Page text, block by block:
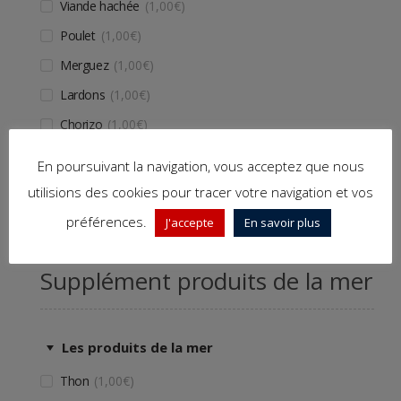
Viande hachée 1,00€
Poulet 1,00€
Merguez
1,00€
Lardons
1,00€
Chorizo
1,00€
Supplément produits de la mer
Les produits de la mer
Thon 1,00€
En poursuivant la navigation, vous acceptez que nous
utilisions des cookies pour tracer votre navigation et vos
préférences.
J'accepte En savoir plus